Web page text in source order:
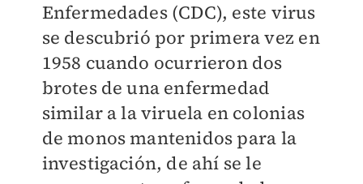
Enfermedades (CDC), este virus
se descubrió por primera vez en
1958 cuando ocurrieron dos
brotes de una enfermedad
similar a la viruela en colonias
de monos mantenidos para la
investigación, de ahí se le